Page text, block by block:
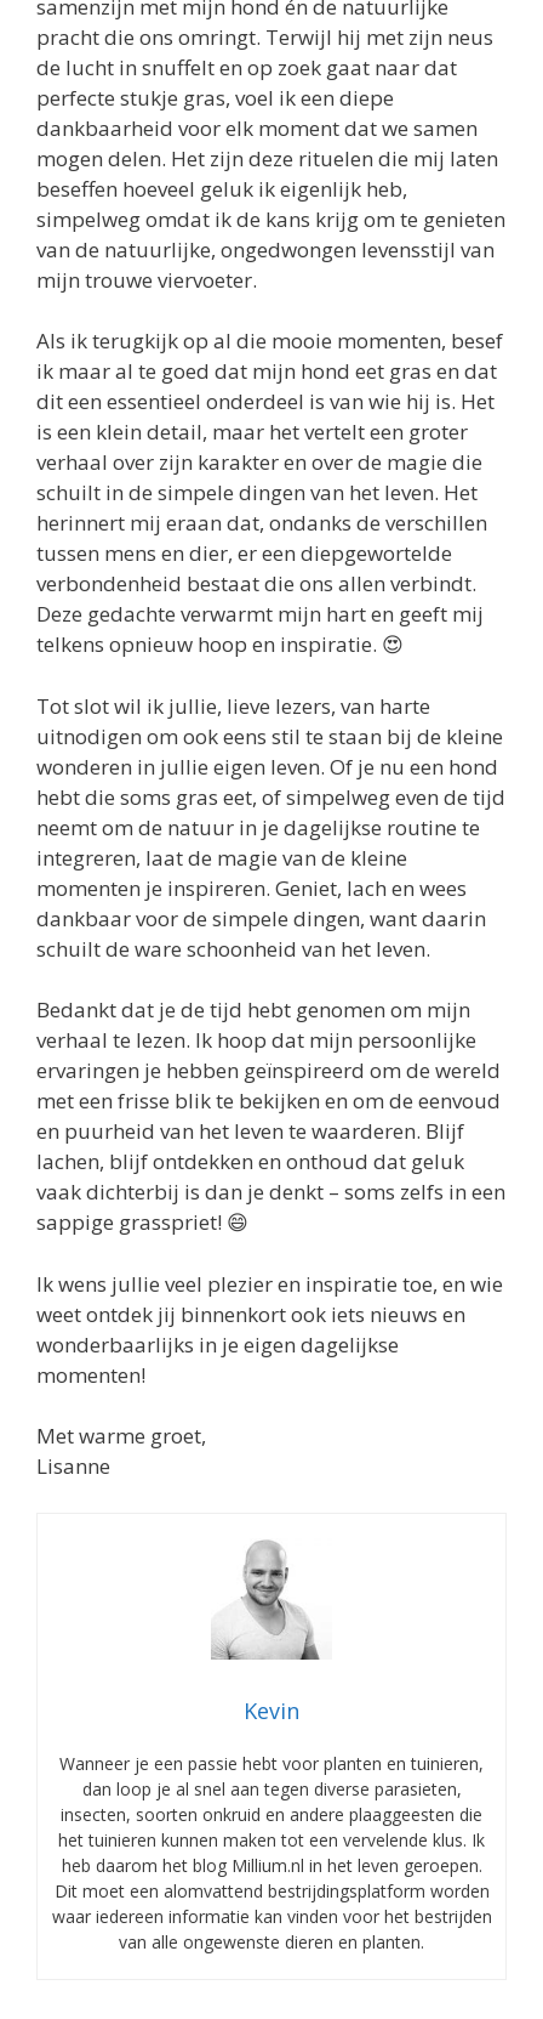
samenzijn met mijn hond én de natuurlijke
pracht die ons omringt. Terwijl hij met zijn neus
de lucht in snuffelt en op zoek gaat naar dat
perfecte stukje gras, voel ik een diepe
dankbaarheid voor elk moment dat we samen
mogen delen. Het zijn deze rituelen die mij laten
beseffen hoeveel geluk ik eigenlijk heb,
simpelweg omdat ik de kans krijg om te genieten
van de natuurlijke, ongedwongen levensstijl van
mijn trouwe viervoeter.
Als ik terugkijk op al die mooie momenten, besef
ik maar al te goed dat mijn hond eet gras en dat
dit een essentieel onderdeel is van wie hij is. Het
is een klein detail, maar het vertelt een groter
verhaal over zijn karakter en over de magie die
schuilt in de simpele dingen van het leven. Het
herinnert mij eraan dat, ondanks de verschillen
tussen mens en dier, er een diepgewortelde
verbondenheid bestaat die ons allen verbindt.
Deze gedachte verwarmt mijn hart en geeft mij
telkens opnieuw hoop en inspiratie. 😍
Tot slot wil ik jullie, lieve lezers, van harte
uitnodigen om ook eens stil te staan bij de kleine
wonderen in jullie eigen leven. Of je nu een hond
hebt die soms gras eet, of simpelweg even de tijd
neemt om de natuur in je dagelijkse routine te
integreren, laat de magie van de kleine
momenten je inspireren. Geniet, lach en wees
dankbaar voor de simpele dingen, want daarin
schuilt de ware schoonheid van het leven.
Bedankt dat je de tijd hebt genomen om mijn
verhaal te lezen. Ik hoop dat mijn persoonlijke
ervaringen je hebben geïnspireerd om de wereld
met een frisse blik te bekijken en om de eenvoud
en puurheid van het leven te waarderen. Blijf
lachen, blijf ontdekken en onthoud dat geluk
vaak dichterbij is dan je denkt – soms zelfs in een
sappige grasspriet! 😄
Ik wens jullie veel plezier en inspiratie toe, en wie
weet ontdek jij binnenkort ook iets nieuws en
wonderbaarlijks in je eigen dagelijkse
momenten!
Met warme groet,
Lisanne
Kevin
Wanneer je een passie hebt voor planten en tuinieren,
dan loop je al snel aan tegen diverse parasieten,
insecten, soorten onkruid en andere plaaggeesten die
het tuinieren kunnen maken tot een vervelende klus. Ik
heb daarom het blog Millium.nl in het leven geroepen.
Dit moet een alomvattend bestrijdingsplatform worden
waar iedereen informatie kan vinden voor het bestrijden
van alle ongewenste dieren en planten.